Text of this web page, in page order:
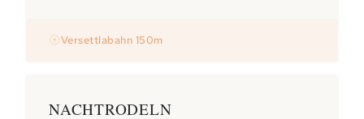
☉Versettlabahn 150m
NACHTRODELN